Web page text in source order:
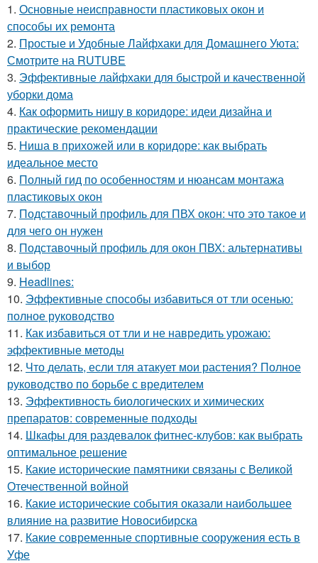
1. Основные неисправности пластиковых окон и
способы их ремонта
2. Простые и Удобные Лайфхаки для Домашнего Уюта:
Смотрите на RUTUBE
3. Эффективные лайфхаки для быстрой и качественной
уборки дома
4. Как оформить нишу в коридоре: идеи дизайна и
практические рекомендации
5. Ниша в прихожей или в коридоре: как выбрать
идеальное место
6. Полный гид по особенностям и нюансам монтажа
пластиковых окон
7. Подставочный профиль для ПВХ окон: что это такое и
для чего он нужен
8. Подставочный профиль для окон ПВХ: альтернативы
и выбор
9. Headlines:
10. Эффективные способы избавиться от тли осенью:
полное руководство
11. Как избавиться от тли и не навредить урожаю:
эффективные методы
12. Что делать, если тля атакует мои растения? Полное
руководство по борьбе с вредителем
13. Эффективность биологических и химических
препаратов: современные подходы
14. Шкафы для раздевалок фитнес-клубов: как выбрать
оптимальное решение
15. Какие исторические памятники связаны с Великой
Отечественной войной
16. Какие исторические события оказали наибольшее
влияние на развитие Новосибирска
17. Какие современные спортивные сооружения есть в
Уфе